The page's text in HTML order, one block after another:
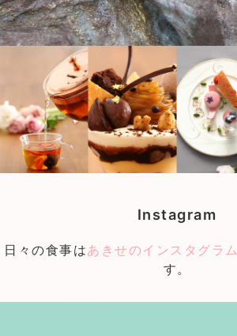
Instagram
日々の食事はあきせのインスタグラム
す。